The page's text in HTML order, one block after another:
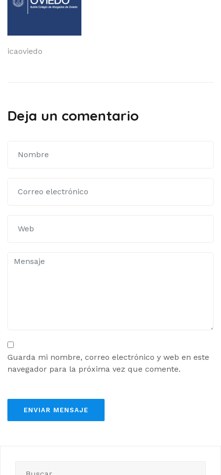
Navegación
icaoviedo
Deja un comentario
Guarda mi nombre, correo electrónico y web en este
navegador para la próxima vez que comente.